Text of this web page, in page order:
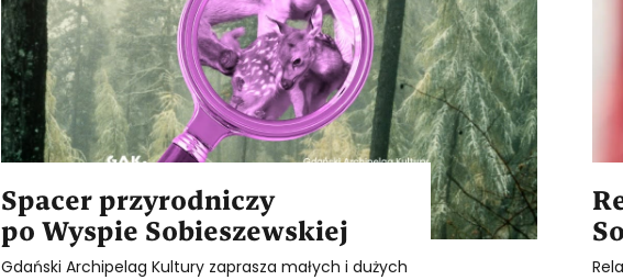
Spacer przyrodniczy
po Wyspie Sobieszewskiej
Gdański Archipelag Kultury zaprasza małych i dużych